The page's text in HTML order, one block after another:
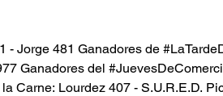
Jorge 481 Ganadores de
Ganadores del
Picada x2 de